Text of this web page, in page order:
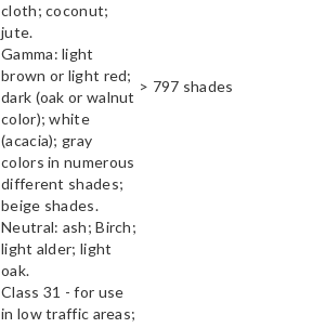
cloth; coconut;
jute.
Gamma: light
brown or light red;
dark (oak or walnut
color); white
(acacia); gray
colors in numerous
different shades;
beige shades.
Neutral: ash; Birch;
light alder; light
oak.
> 797 shades
Class 31 - for use
in low traffic areas;